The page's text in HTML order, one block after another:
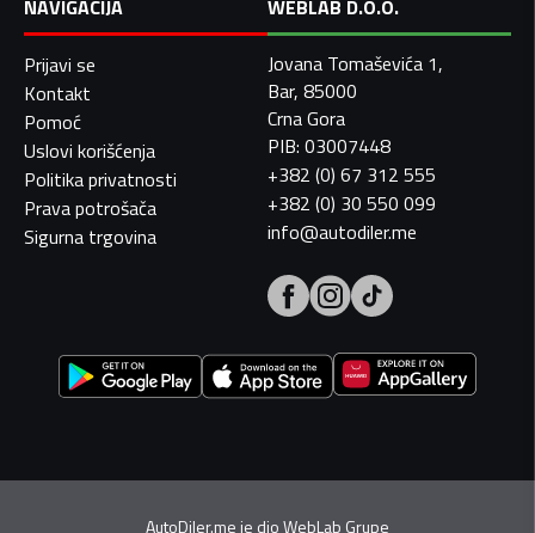
NAVIGACIJA
Prijavi se
Kontakt
Pomoć
Uslovi korišćenja
Politika privatnosti
Prava potrošača
Sigurna trgovina
WEBLAB D.O.O.
Jovana Tomaševića 1,
Bar, 85000
Crna Gora
PIB: 03007448
+382 (0) 67 312 555
+382 (0) 30 550 099
info@autodiler.me
AutoDiler.me je dioWebLab Grupe